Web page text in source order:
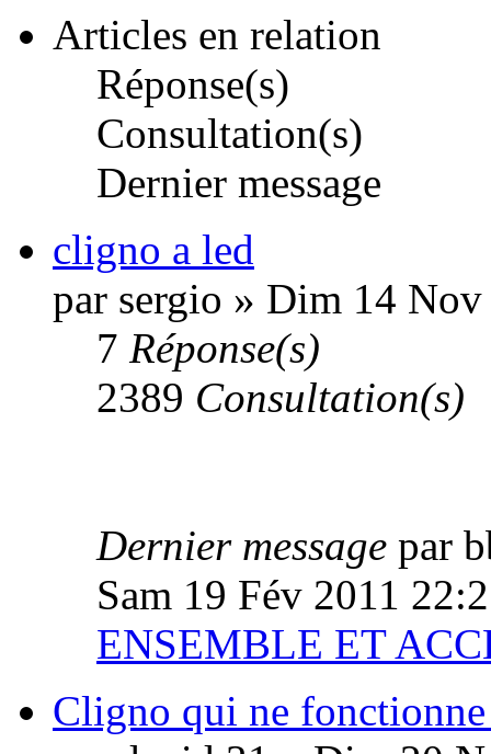
Articles en relation
Réponse(s)
Consultation(s)
Dernier message
cligno a led
par sergio » Dim 14
7 Réponse(s)
2389 Consultation(s)
Dernier message par
Sam 19 Fév 2011
ENSEMBLE ET
Cligno qui ne